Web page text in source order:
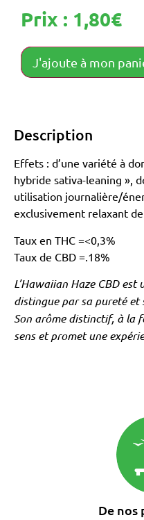
Prix : 1,80€
J'ajoute à mon
Description
Effets : d’une variété à
hybride sativa-leaning »,
utilisation journalière/
exclusivement relaxant
Taux en THC =<0,3%
Taux de CBD =.18%
L’Hawaiian Haze CBD
distingue par sa pureté
Son arôme distinctif, à la
sens et promet une
De